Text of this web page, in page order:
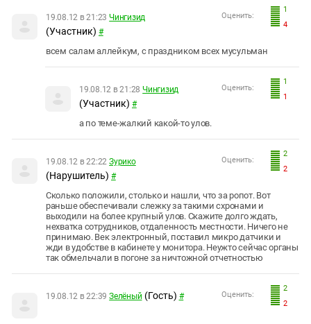
1
4
Оценить:
19.08.12 в 21:23 Чингизид
(Участник) #
всем салам аллейкум, с праздником всех мусульман
1
1
Оценить:
19.08.12 в 21:28 Чингизид
(Участник) #
а по теме-жалкий какой-то улов.
2
2
Оценить:
19.08.12 в 22:22 Зурико
(Нарушитель) #
Сколько положили, столько и нашли, что за ропот. Вот
раньше обеспечивали слежку за такими схронами и
выходили на более крупный улов. Скажите долго ждать,
нехватка сотрудников, отдаленность местности. Ничего не
принимаю. Век электронный, поставил микро датчики и
жди в удобстве в кабинете у монитора. Неужто сейчас органы
так обмельчали в погоне за ничтожной отчетностью
2
2
Оценить:
19.08.12 в 22:39 Зелёный (Гость) #